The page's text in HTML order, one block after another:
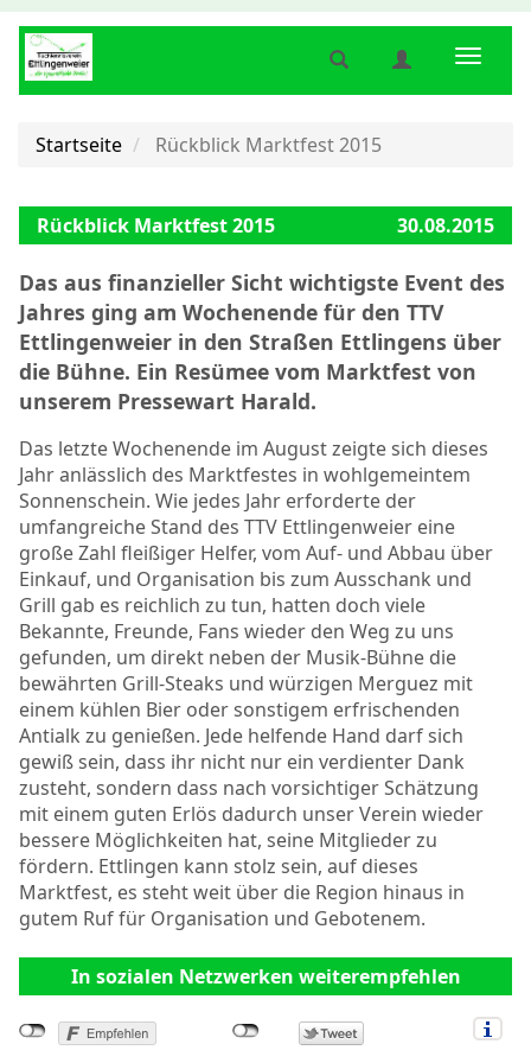
Benutzermenü
Suche
verbergen
Startseite Rückblick Marktfest 2015
Rückblick Marktfest 2015 30.08.2015
Das aus finanzieller Sicht wichtigste Event des
Jahres ging am Wochenende für den TTV
Ettlingenweier in den Straßen Ettlingens über
die Bühne. Ein Resümee vom Marktfest von
unserem Pressewart Harald.
Das letzte Wochenende im August zeigte sich dieses
Jahr anlässlich des Marktfestes in wohlgemeintem
Sonnenschein. Wie jedes Jahr erforderte der
umfangreiche Stand des TTV Ettlingenweier eine
große Zahl fleißiger Helfer, vom Auf- und Abbau über
Einkauf, und Organisation bis zum Ausschank und
Grill gab es reichlich zu tun, hatten doch viele
Bekannte, Freunde, Fans wieder den Weg zu uns
gefunden, um direkt neben der Musik-Bühne die
bewährten Grill-Steaks und würzigen Merguez mit
einem kühlen Bier oder sonstigem erfrischenden
Antialk zu genießen. Jede helfende Hand darf sich
gewiß sein, dass ihr nicht nur ein verdienter Dank
zusteht, sondern dass nach vorsichtiger Schätzung
mit einem guten Erlös dadurch unser Verein wieder
bessere Möglichkeiten hat, seine Mitglieder zu
fördern. Ettlingen kann stolz sein, auf dieses
Marktfest, es steht weit über die Region hinaus in
gutem Ruf für Organisation und Gebotenem.
In sozialen Netzwerken weiterempfehlen